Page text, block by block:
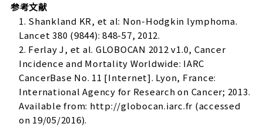
参考文献
1. Shankland KR, et al: Non-Hodgkin lymphoma.
Lancet 380 (9844): 848-57, 2012.
2. Ferlay J, et al. GLOBOCAN 2012 v1.0, Cancer
Incidence and Mortality Worldwide: IARC
CancerBase No. 11 [Internet]. Lyon, France:
International Agency for Research on Cancer; 2013.
Available from: http://globocan.iarc.fr (accessed
on 19/05/2016).